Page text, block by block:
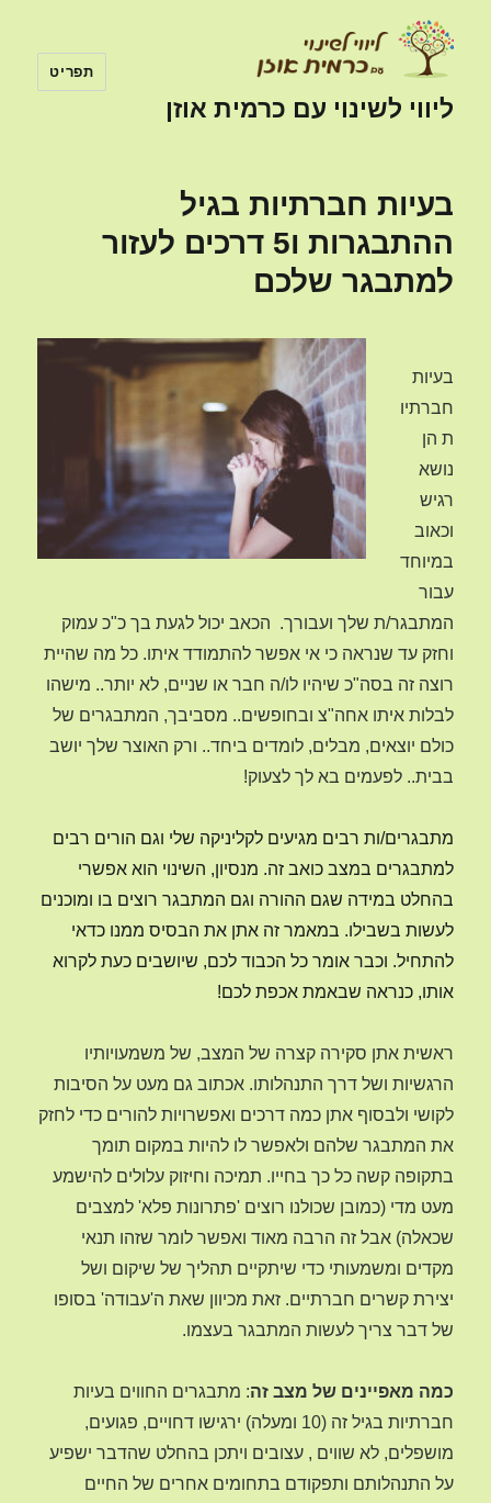
ליווי לשינוי עם כרמית אוזן
תפריט
בעיות חברתיות בגיל
ההתבגרות ו5 דרכים לעזור
למתבגר שלכם
בעיות
חברתיו
ת הן
נושא
רגיש
וכאוב
במיוחד
עבור
המתבגר/ת שלך ועבורך. הכאב יכול לגעת בך כ"כ עמוק
וחזק עד שנראה כי אי אפשר להתמודד איתו. כל מה שהיית
רוצה זה בסה"כ שיהיו לו/ה חבר או שניים, לא יותר.. מישהו
לבלות איתו אחה"צ ובחופשים.. מסביבך, המתבגרים של
כולם יוצאים, מבלים, לומדים ביחד.. ורק האוצר שלך יושב
בבית.. לפעמים בא לך לצעוק!
מתבגרים/ות רבים מגיעים לקליניקה שלי וגם הורים רבים
למתבגרים במצב כואב זה. מנסיון, השינוי הוא אפשרי
בהחלט במידה שגם ההורה וגם המתבגר רוצים בו ומוכנים
לעשות בשבילו. במאמר זה אתן את הבסיס ממנו כדאי
להתחיל. וכבר אומר כל הכבוד לכם, שיושבים כעת לקרוא
אותו, כנראה שבאמת אכפת לכם!
ראשית אתן סקירה קצרה של המצב, של משמעויותיו
הרגשיות ושל דרך התנהלותו. אכתוב גם מעט על הסיבות
לקושי ולבסוף אתן כמה דרכים ואפשרויות להורים כדי לחזק
את המתבגר שלהם ולאפשר לו להיות במקום תומך
בתקופה קשה כל כך בחייו. תמיכה וחיזוק עלולים להישמע
מעט מדי (כמובן שכולנו רוצים 'פתרונות פלא' למצבים
שכאלה) אבל זה הרבה מאוד ואפשר לומר שזהו תנאי
מקדים ומשמעותי כדי שיתקיים תהליך של שיקום ושל
יצירת קשרים חברתיים. זאת מכיוון שאת ה'עבודה' בסופו
של דבר צריך לעשות המתבגר בעצמו.
כמה מאפיינים של מצב זה: מתבגרים החווים בעיות
חברתיות בגיל זה (10 ומעלה) ירגישו דחויים, פגועים,
מושפלים, לא שווים , עצובים ויתכן בהחלט שהדבר ישפיע
על התנהלותם ותפקודם בתחומים אחרים של החיים